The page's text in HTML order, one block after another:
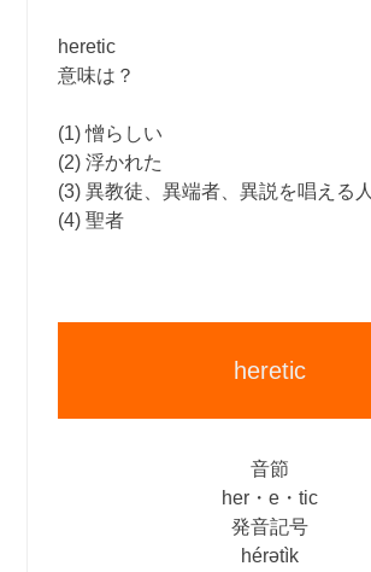
heretic
意味は？
(1) 憎らしい
(2) 浮かれた
(3) 異教徒、異端者、異説を唱える人
(4) 聖者
heretic
音節
her・e・tic
発音記号
hérətìk